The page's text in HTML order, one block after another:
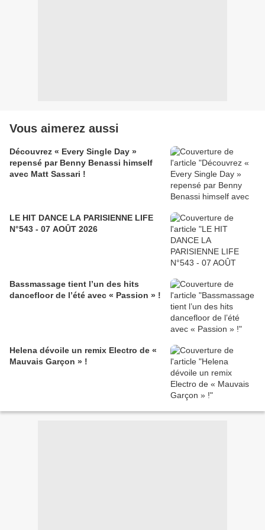
Vous aimerez aussi
Découvrez « Every Single Day »
repensé par Benny Benassi himself
avec Matt Sassari !
LE HIT DANCE LA PARISIENNE LIFE
N°543 - 07 AOÛT 2026
Bassmassage tient l’un des hits
dancefloor de l’été avec « Passion » !
Helena dévoile un remix Electro de «
Mauvais Garçon » !